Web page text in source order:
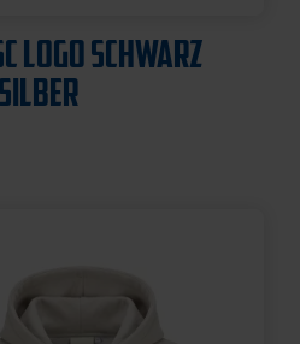
LOGO SCHWARZ